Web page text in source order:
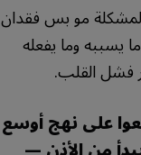
مو بس فقدان
يسببه وما يفعله
القلب.
على نهج أوسع